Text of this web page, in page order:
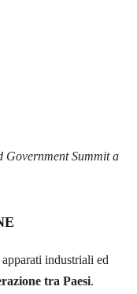
Government Summit a
industriali ed
tra Paesi.